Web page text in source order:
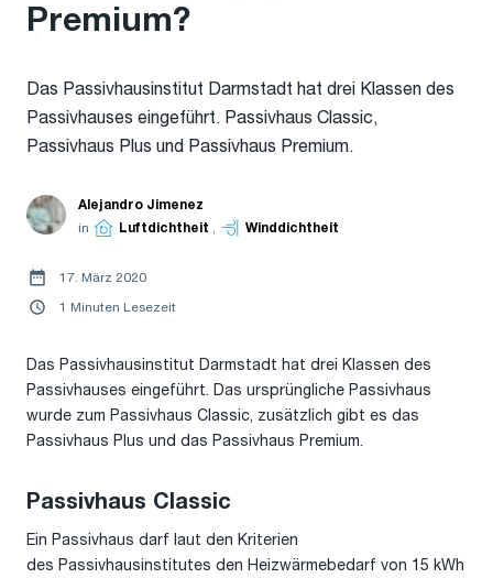
Premium?
Das Passivhausinstitut Darmstadt hat drei Klassen des
Passivhauses eingeführt. Passivhaus Classic,
Passivhaus Plus und Passivhaus Premium.
Alejandro Jimenez
in
Luftdichtheit , Winddichtheit
17. März 2020
1 Minuten Lesezeit
Das Passivhausinstitut Darmstadt hat drei Klassen des
Passivhauses eingeführt. Das ursprüngliche Passivhaus
wurde zum Passivhaus Classic, zusätzlich gibt es das
Passivhaus Plus und das Passivhaus Premium.
Passivhaus Classic
Ein Passivhaus darf laut den Kriterien
des Passivhausinstitutes den Heizwärmebedarf von 15 kWh